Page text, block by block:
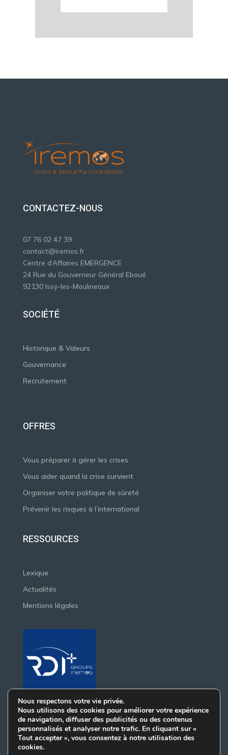
CONTACTEZ-NOUS
07 76 02 47 39
contact@iremos.fr
Centre d’Affaires EMERGENCE
24 Rue du Gouverneur Général Eboué
92130 Issy-les-Moulineaux
SOCIÉTÉ
Historique & Valeurs
Gouvernance
Recrutement
OFFRES
Vous préparer à gérer les crises
Vous aider quand la crise survient
Organiser votre politique de sûreté
Prévenir les risques à l’international
RESSOURCES
Lexique
Actualités
Mentions légales
Nous respectons votre vie privée.
Nous utilisons des cookies pour améliorer votre expérience
de navigation, diffuser des publicités ou des contenus
personnalisés et analyser notre trafic. En cliquant sur «
Tout accepter », vous consentez à notre utilisation des
cookies.